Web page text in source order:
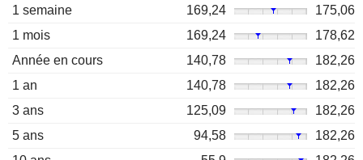
1 semaine 169,24
175,06
1 mois
169,24
178,62
Année en cours
140,78
182,26
1 an
140,78
182,26
3 ans
125,09
182,26
5 ans
94,58
182,26